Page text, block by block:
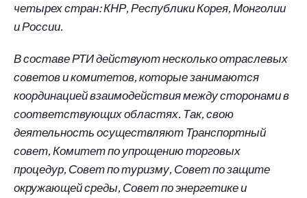
четырех стран: КНР, Республики Корея, Монголии
и России.
В составе РТИ действуют несколько отраслевых
советов и комитетов, которые занимаются
координацией взаимодействия между сторонами в
соответствующих областях. Так, свою
деятельность осуществляют Транспортный
совет, Комитет по упрощению торговых
процедур, Совет по туризму, Совет по защите
окружающей среды, Совет по энергетике и